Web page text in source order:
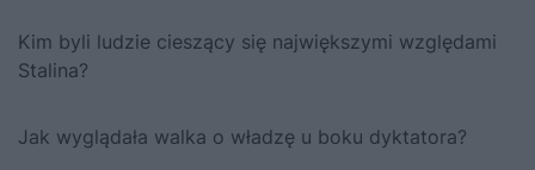
Kim byli ludzie cieszący się największymi względami
Stalina?
Jak wyglądała walka o władzę u boku dyktatora?